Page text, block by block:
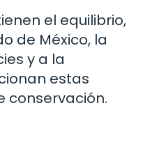
el equilibrio,
de México, la
y a la
estas
conservación.